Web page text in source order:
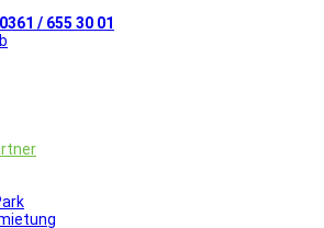
0361 / 655 30 01